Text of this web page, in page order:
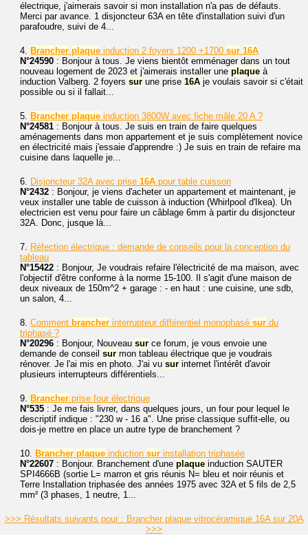
électrique, j'aimerais savoir si mon installation n'a pas de défauts.
Merci par avance. 1 disjoncteur 63A en tête d'installation suivi d'un
parafoudre, suivi de 4...
4. Brancher plaque induction 2 foyers 1200 +1700 sur 16A
N°24590 : Bonjour à tous. Je viens bientôt emménager dans un tout
nouveau logement de 2023 et j'aimerais installer une plaque à
induction Valberg. 2 foyers sur une prise 16A je voulais savoir si c'était
possible ou si il fallait...
5. Brancher plaque induction 3800W avec fiche mâle 20 A ?
N°24581 : Bonjour à tous. Je suis en train de faire quelques
aménagements dans mon appartement et je suis complètement novice
en électricité mais j'essaie d'apprendre :) Je suis en train de refaire ma
cuisine dans laquelle je...
6. Disjoncteur 32A avec prise 16A pour table cuisson
N°2432 : Bonjour, je viens d'acheter un appartement et maintenant, je
veux installer une table de cuisson à induction (Whirlpool d'Ikea). Un
electricien est venu pour faire un câblage 6mm à partir du disjoncteur
32A. Donc, jusque là...
7. Réfection électrique : demande de conseils pour la conception du
tableau
N°15422 : Bonjour, Je voudrais refaire l'électricité de ma maison, avec
l'objectif d'être conforme à la norme 15-100. Il s'agit d'une maison de
deux niveaux de 150m^2 + garage : - en haut : une cuisine, une sdb,
un salon, 4...
8. Comment brancher interrupteur différentiel monophasé sur du
triphasé ?
N°20296 : Bonjour, Nouveau sur ce forum, je vous envoie une
demande de conseil sur mon tableau électrique que je voudrais
rénover. Je l'ai mis en photo. J'ai vu sur internet l'intérêt d'avoir
plusieurs interrupteurs différentiels...
9. Brancher prise four électrique
N°535 : Je me fais livrer, dans quelques jours, un four pour lequel le
descriptif indique : "230 w - 16 a". Une prise classique suffit-elle, ou
dois-je mettre en place un autre type de branchement ?
10. Brancher plaque induction sur installation triphasée
N°22607 : Bonjour. Branchement d'une plaque induction SAUTER
SPI4666B (sortie L= marron et gris réunis N= bleu et noir réunis et
Terre Installation triphasée des années 1975 avec 32A et 5 fils de 2,5
mm² (3 phases, 1 neutre, 1...
>>> Résultats suivants pour : Brancher plaque vitrocéramique 16A sur 20A
>>>